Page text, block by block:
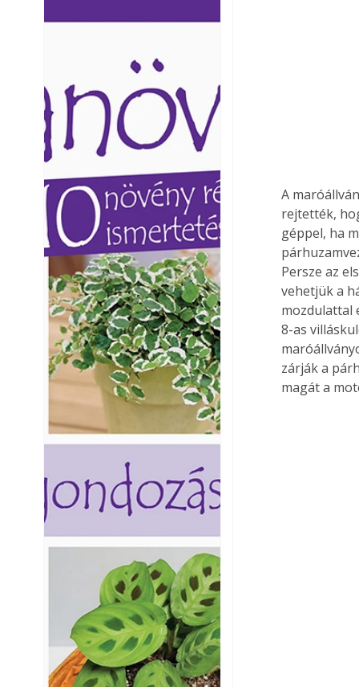
A
rejtették,
géppel, ha
Persze az
vehetjük a
mozdulattal
8-as
zárják a
magát a